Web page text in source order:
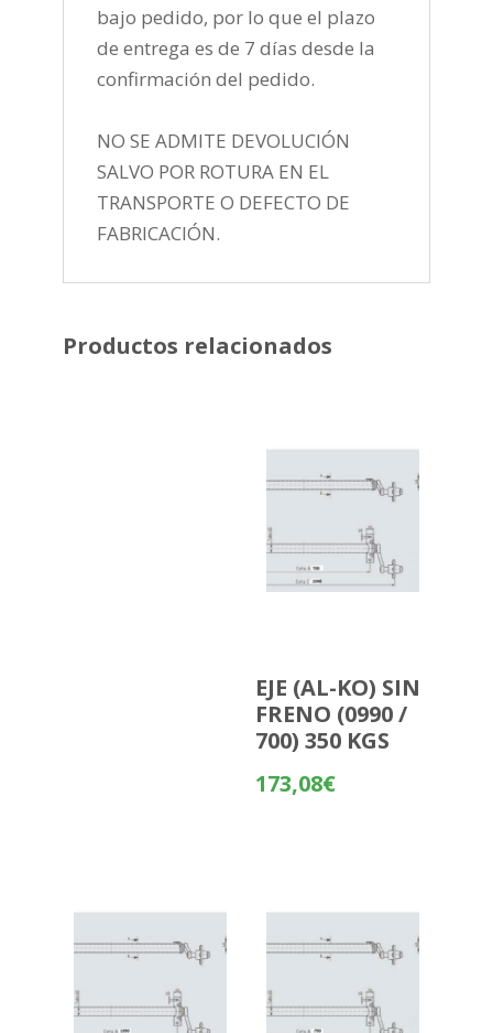
bajo pedido, por lo que el plazo
de entrega es de 7 días desde la
confirmación del pedido.
NO SE ADMITE DEVOLUCIÓN
SALVO POR ROTURA EN EL
TRANSPORTE O DEFECTO DE
FABRICACIÓN.
Productos relacionados
EJE (AL-KO) SIN
FRENO (0990 /
700) 350 KGS
173,08€